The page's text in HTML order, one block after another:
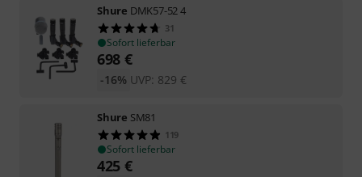
Shure DMK57-52 4
31
Sofort lieferbar
698 €
UVP: 829 €
-16%
Shure SM81
119
Sofort lieferbar
425 €